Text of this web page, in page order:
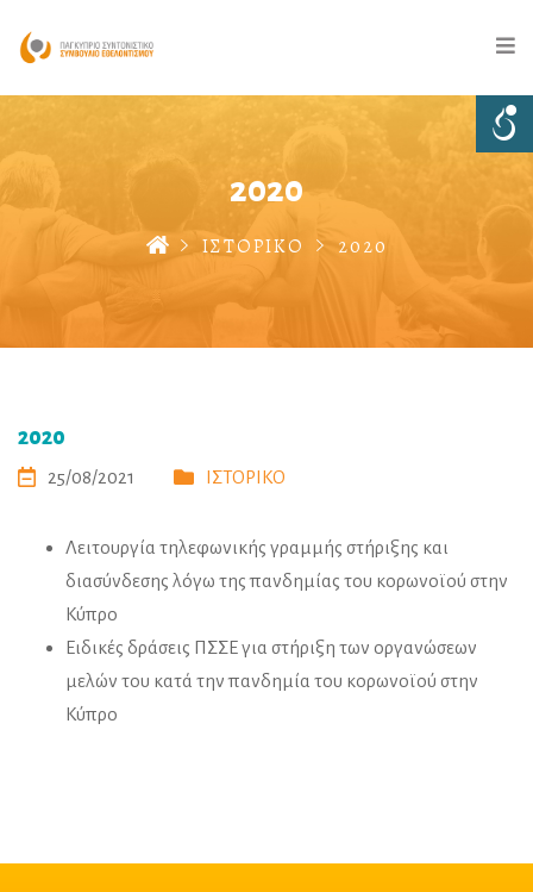
2020
ΙΣΤΟΡΙΚΟ 2020
2020
25/08/2021 ΙΣΤΟΡΙΚΟ
Λειτουργία τηλεφωνικής γραμμής στήριξης και
διασύνδεσης λόγω της πανδημίας του κορωνοϊού στην
Κύπρο
Ειδικές δράσεις ΠΣΣΕ για στήριξη των οργανώσεων
μελών του κατά την πανδημία του κορωνοϊού στην
Κύπρο